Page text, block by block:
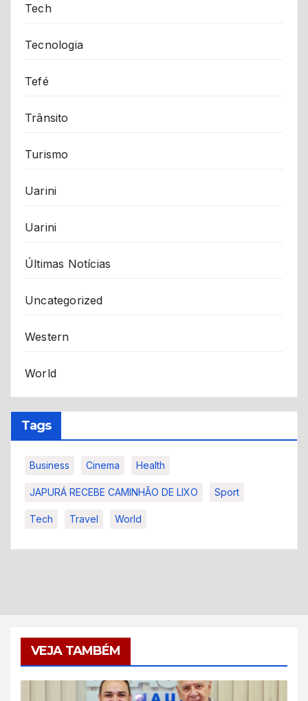
Tech
Tecnologia
Tefé
Trânsito
Turismo
Uarini
Uarini
Últimas Notícias
Uncategorized
Western
World
Tags
Business Cinema Health
JAPURÁ RECEBE CAMINHÃO DE LIXO Sport
Tech Travel World
VEJA TAMBÉM